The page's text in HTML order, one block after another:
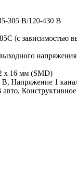
305 В/120-430 В
(с зависимостью
напряжения
x 16 мм (SMD)
Напряжение 1